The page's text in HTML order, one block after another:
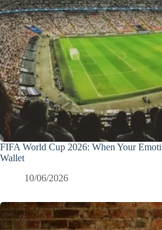
FIFA World Cup 2026: When Your
Wallet
10/06/2026